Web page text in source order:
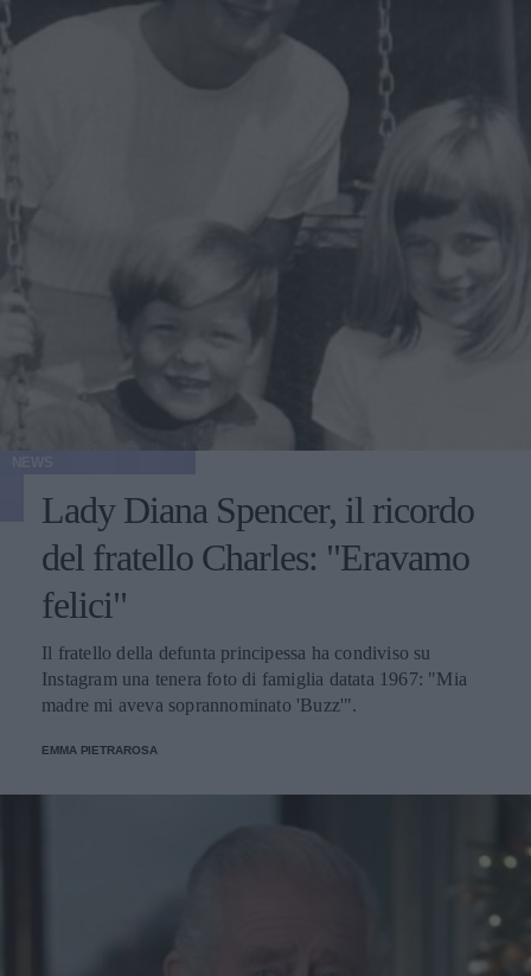
Lady Diana Spencer, il ricordo
del fratello Charles: "Eravamo
felici"
Il fratello della defunta principessa ha condiviso su
Instagram una tenera foto di famiglia datata 1967: "Mia
madre mi aveva soprannominato 'Buzz'".
EMMA PIETRAROSA